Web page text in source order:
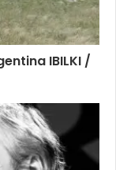
IBILKI /